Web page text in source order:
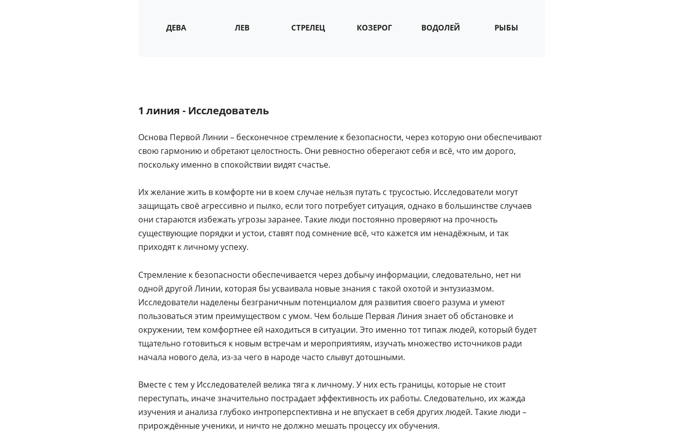
ДЕВА ЛЕВ СТРЕЛЕЦ КОЗЕРОГ ВОДОЛЕЙ РЫБЫ
1 линия - Исследователь
Основа Первой Линии – бесконечное стремление к безопасности, через которую они обеспечивают
свою гармонию и обретают целостность. Они ревностно оберегают себя и всё, что им дорого,
поскольку именно в спокойствии видят счастье.
Их желание жить в комфорте ни в коем случае нельзя путать с трусостью. Исследователи могут
защищать своё агрессивно и пылко, если того потребует ситуация, однако в большинстве случаев
они стараются избежать угрозы заранее. Такие люди постоянно проверяют на прочность
существующие порядки и устои, ставят под сомнение всё, что кажется им ненадёжным, и так
приходят к личному успеху.
Стремление к безопасности обеспечивается через добычу информации, следовательно, нет ни
одной другой Линии, которая бы усваивала новые знания с такой охотой и энтузиазмом.
Исследователи наделены безграничным потенциалом для развития своего разума и умеют
пользоваться этим преимуществом с умом. Чем больше Первая Линия знает об обстановке и
окружении, тем комфортнее ей находиться в ситуации. Это именно тот типаж людей, который будет
тщательно готовиться к новым встречам и мероприятиям, изучать множество источников ради
начала нового дела, из-за чего в народе часто слывут дотошными.
Вместе с тем у Исследователей велика тяга к личному. У них есть границы, которые не стоит
переступать, иначе значительно пострадает эффективность их работы. Следовательно, их жажда
изучения и анализа глубоко интроперспективна и не впускает в себя других людей. Такие люди –
прирождённые ученики, и ничто не должно мешать процессу их обучения.